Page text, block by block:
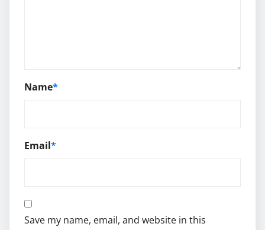
Name*
Email*
Save my name, email, and website in this